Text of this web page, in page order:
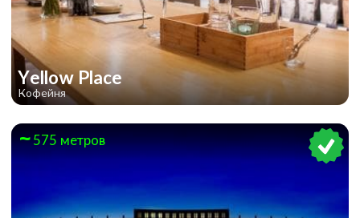
Yellow Place
Кофейня
575 метров